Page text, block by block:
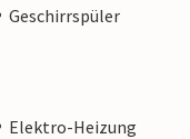
Geschirrspüler
Elektro-Heizung